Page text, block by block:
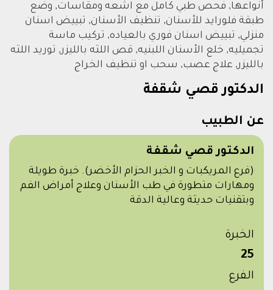
أنواعها, فحص طبي كامل مع اشعه ومقاسات, وضع
طبقة فلورايد للأسنان, تنظيف الأسنان, تبييض اسنان
منزلي, تبييض اسنان فوري بالعياده, تركيب ماسة
تجميليه, خلع الأسنان اللبنيه, قص اللثه بالليزر, توريد اللثه
بالليزر, علاج عصب, سحب او تنظيف الخراج
الدكتور قصي شقفة
عن الطبيب
الدكتور قصي شقفة
(فرع المريكبات و الخبر الحزام الأخضر). خبرة طويلة
ومهارات متطورة في طب الأسنان وعلاج أمراض الفم
وبتقنيات حديثة وعالية الدقة
الخبرة
25
الفرع